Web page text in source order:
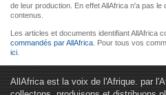
de leur production. En effet AllAfrica n'a pas
contenus.
Les articles et documents identifiant AllAfrica
commandés par AllAfrica . Pour tous vos
ici
AllAfrica est la voix de l'Afrique. par